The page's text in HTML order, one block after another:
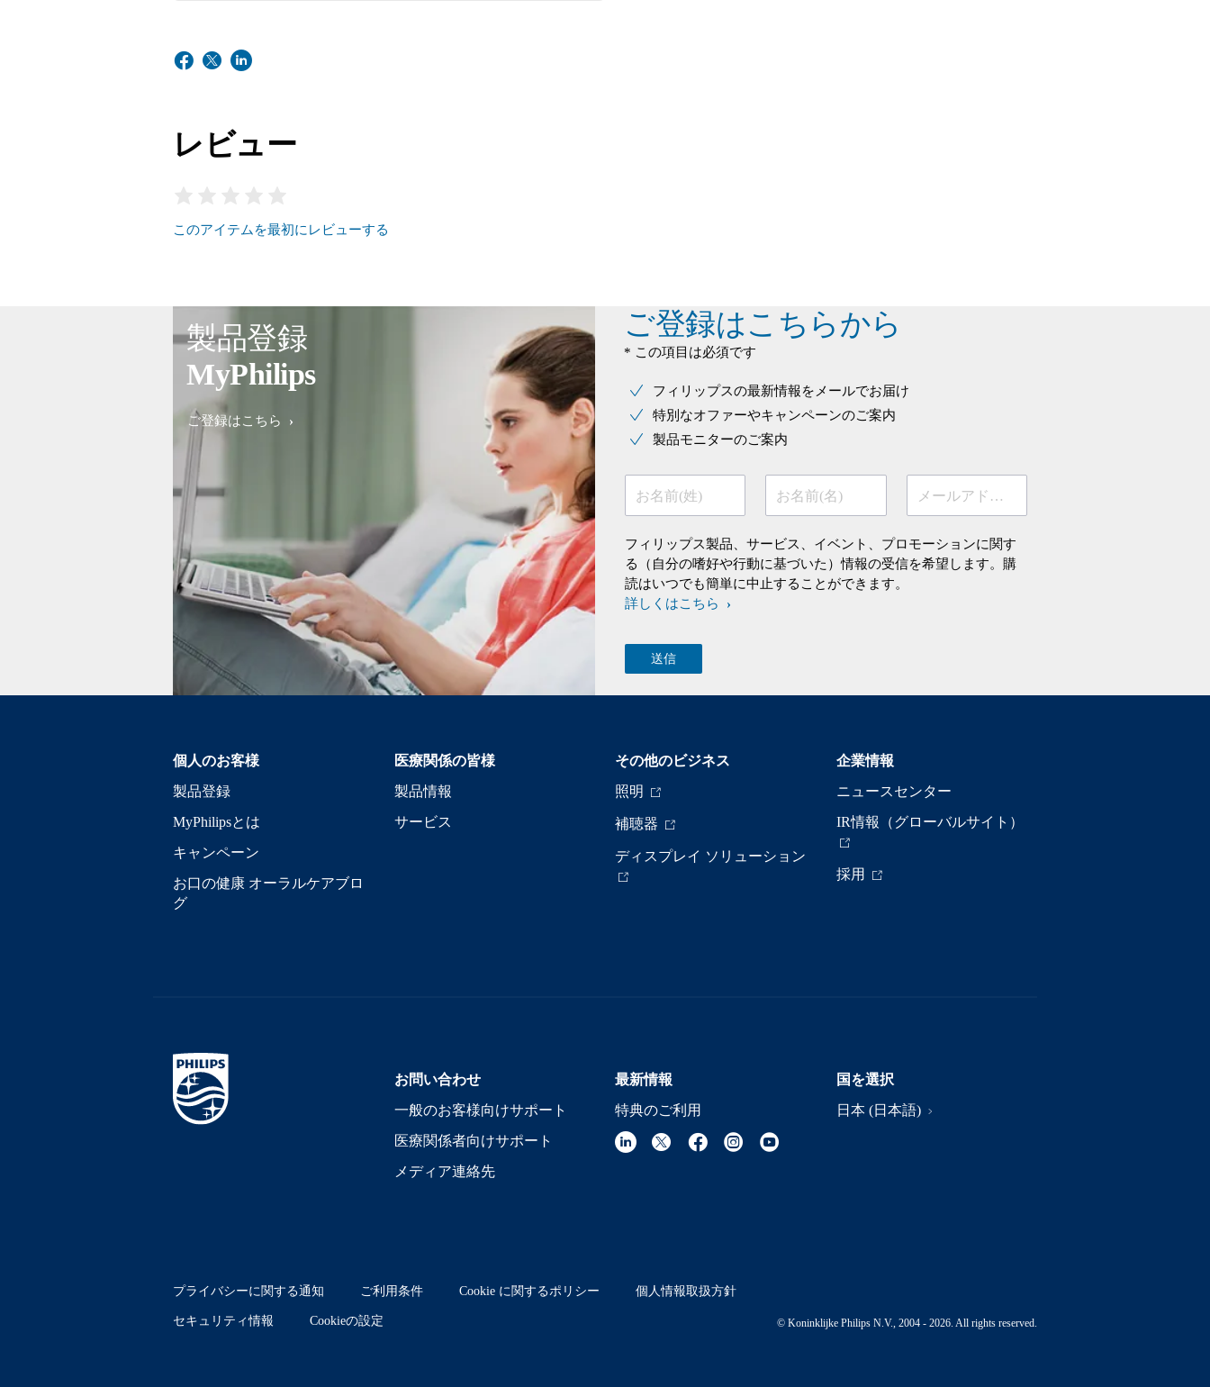
レビュー
このアイテムを最初にレビューする
製品登録
MyPhilips
ご登録はこちら
ご登録はこちらから
* この項目は必須です
フィリップスの最新情報をメールでお届け
特別なオファーやキャンペーンのご案内
製品モニターのご案内
お名前(姓) お名前(名) メールアドレス
フィリップス製品、サービス、イベント、プロモーションに関す
る（自分の嗜好や行動に基づいた）情報の受信を希望します。購
読はいつでも簡単に中止することができます。
詳しくはこちら
個人のお客様
製品登録
MyPhilipsとは
キャンペーン
お口の健康 オーラルケアブロ
グ
医療関係の皆様
製品情報
サービス
その他のビジネス
照明
補聴器
ディスプレイ ソリューション
企業情報
ニュースセンター
IR情報（グローバルサイト）
採用
お問い合わせ
一般のお客様向けサポート
医療関係者向けサポート
メディア連絡先
最新情報
特典のご利用
国を選択
日本 (日本語)
プライバシーに関する通知 ご利用条件 Cookie に関するポリシー 個人情報取扱方針
セキュリティ情報 Cookieの設定 © Koninklijke Philips N.V., 2004 - 2026. All rights reserved.